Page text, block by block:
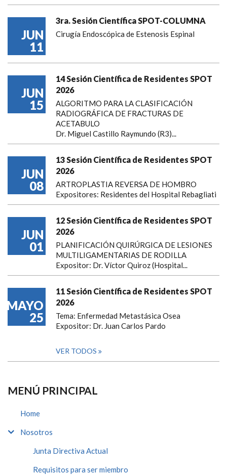
JUN
11
3ra. Sesión Científica SPOT-COLUMNA
Cirugía Endoscópica de Estenosis Espinal
JUN
15
14 Sesión Científica de Residentes SPOT
2026
ALGORITMO PARA LA CLASIFICACIÓN
RADIOGRÁFICA DE FRACTURAS DE
ACETABULO
Dr. Miguel Castillo Raymundo (R3)...
JUN
08
13 Sesión Científica de Residentes SPOT
2026
ARTROPLASTIA REVERSA DE HOMBRO
Expositores: Residentes del Hospital Rebagliati
JUN
01
12 Sesión Científica de Residentes SPOT
2026
PLANIFICACIÓN QUIRÚRGICA DE LESIONES
MULTILIGAMENTARIAS DE RODILLA
Expositor: Dr. Víctor Quiroz (Hospital...
MAYO
25
11 Sesión Científica de Residentes SPOT
2026
Tema: Enfermedad Metastásica Osea
Expositor: Dr. Juan Carlos Pardo
VER TODOS
MENÚ PRINCIPAL
Home
Nosotros
Junta Directiva Actual
Requisitos para ser miembro